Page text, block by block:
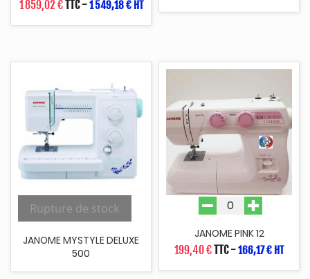
1 859,02 €TTC-1 549,18 € HT
Rupture de stock
JANOME MYSTYLE DELUXE
500
JANOME PINK 12
199,40 €TTC-166,17 € HT